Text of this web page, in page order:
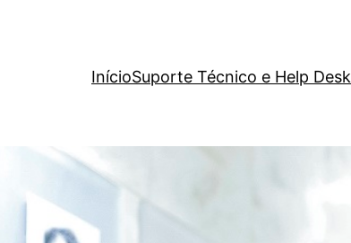
InícioSuporte Técnico e Help Desk